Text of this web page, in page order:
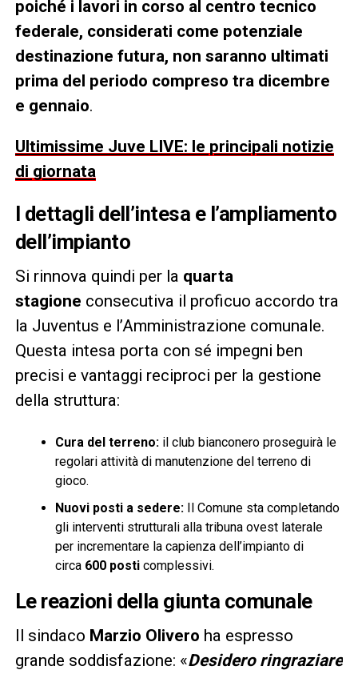
poiché i lavori in corso al centro tecnico
federale, considerati come potenziale
destinazione futura, non saranno ultimati
prima del periodo compreso tra dicembre
e gennaio.
Ultimissime Juve LIVE: le principali notizie
di giornata
I dettagli dell’intesa e l’ampliamento
dell’impianto
Si rinnova quindi per la quarta
stagione consecutiva il proficuo accordo tra
la Juventus e l’Amministrazione comunale.
Questa intesa porta con sé impegni ben
precisi e vantaggi reciproci per la gestione
della struttura:
Cura del terreno:il club bianconero proseguirà le
regolari attività di manutenzione del terreno di
gioco.
Nuovi posti a sedere:Il Comune sta completando
gli interventi strutturali alla tribuna ovest laterale
per incrementare la capienza dell’impianto di
circa 600 posticomplessivi.
Le reazioni della giunta comunale
Il sindaco Marzio Olivero ha espresso
grande soddisfazione: «Desidero ringraziare